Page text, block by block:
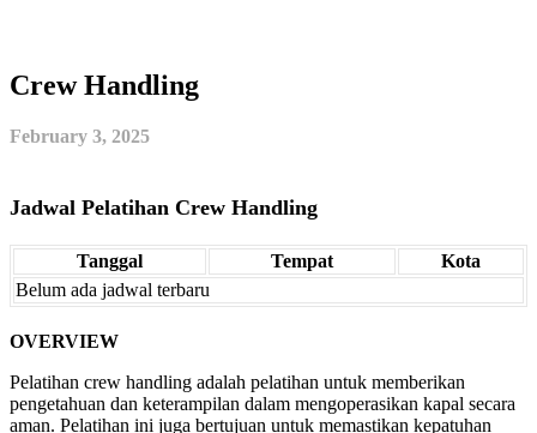
Crew Handling
February 3, 2025
Jadwal Pelatihan Crew Handling
Tanggal Tempat
Kota
Belum ada jadwal terbaru
OVERVIEW
Pelatihan crew handling adalah pelatihan untuk memberikan
pengetahuan dan keterampilan dalam mengoperasikan kapal secara
aman. Pelatihan ini juga bertujuan untuk memastikan kepatuhan